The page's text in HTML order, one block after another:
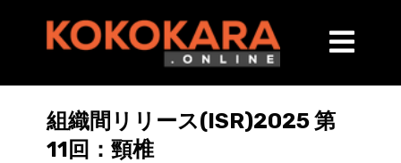
組織間リリース(ISR)2025 第
11回：頸椎